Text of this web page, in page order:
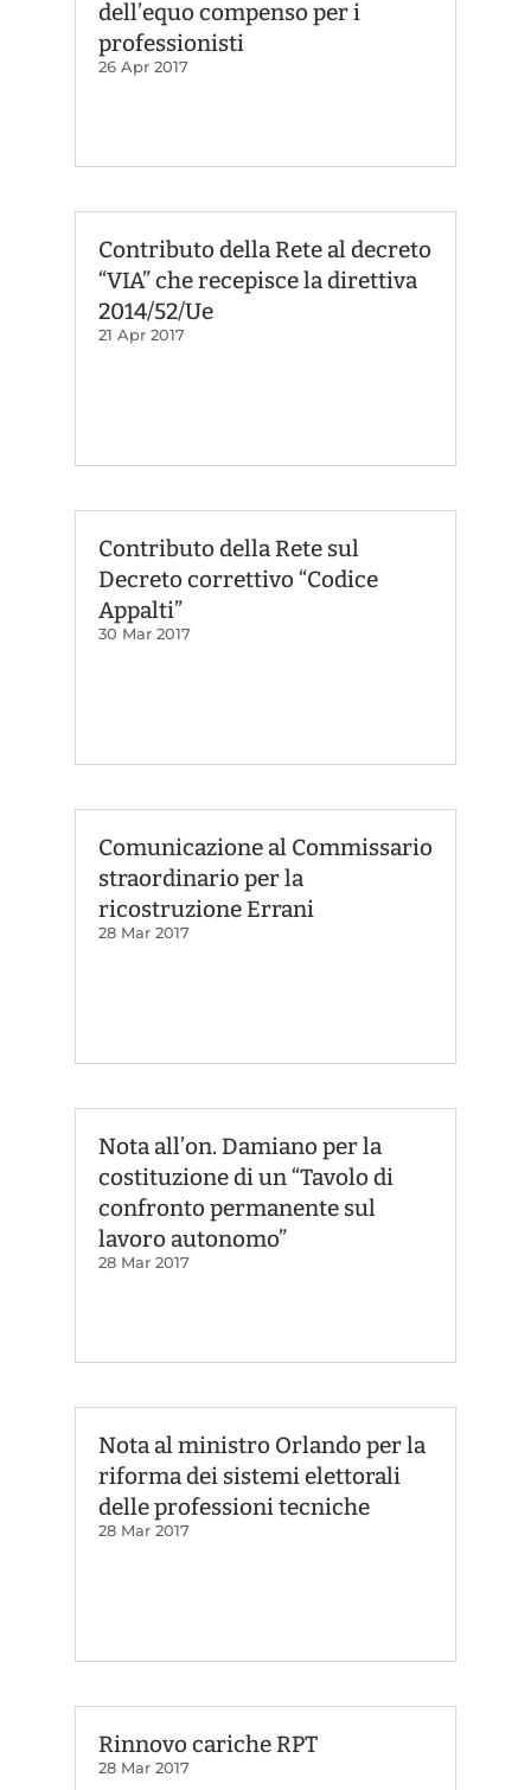
dell’equo compenso per i
professionisti
26 Apr 2017
Contributo della Rete al decreto
“VIA” che recepisce la direttiva
2014/52/Ue
21 Apr 2017
Contributo della Rete sul
Decreto correttivo “Codice
Appalti”
30 Mar 2017
Comunicazione al Commissario
straordinario per la
ricostruzione Errani
28 Mar 2017
Nota all’on. Damiano per la
costituzione di un “Tavolo di
confronto permanente sul
lavoro autonomo”
28 Mar 2017
Nota al ministro Orlando per la
riforma dei sistemi elettorali
delle professioni tecniche
28 Mar 2017
Rinnovo cariche RPT
28 Mar 2017